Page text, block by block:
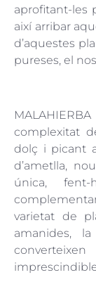
aprofitant-les
així arribar
d’aquestes
pureses, el
complexitat
dolç i picant
d’ametlla,
única,
varietat de
amanides,